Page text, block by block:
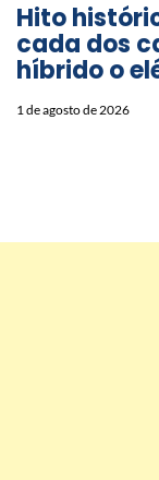
Hito
cada dos
híbrido o
1 de agosto de 2026